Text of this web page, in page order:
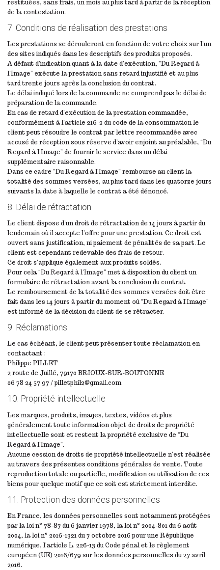
restituées, sans frais, un mois au plus tard à partir de la réception
de la contestation.
7. Conditions de réalisation des prestations
Les prestations se dérouleront en fonction de votre choix sur l’un
des sites indiqués dans les descriptifs des produits proposés.
A défaut d’indication quant à la date d’exécution, “Du Regard à
l’Image” exécute la prestation sans retard injustifié et au plus
tard trente jours après la conclusion du contrat.
Le délai indiqué lors de la commande ne comprend pas le délai de
préparation de la commande.
En cas de retard d’exécution de la prestation commandée,
conformément à l’article 216-2 du code de la consommation le
client peut résoudre le contrat par lettre recommandée avec
accusé de réception sous réserve d’avoir enjoint au préalable, “Du
Regard à l’Image” de fournir le service dans un délai
supplémentaire raisonnable.
Dans ce cadre “Du Regard à l’Image” rembourse au client la
totalité des sommes versées, au plus tard dans les quatorze jours
suivants la date à laquelle le contrat a été dénoncé.
8. Délai de rétractation
Le client dispose d’un droit de rétractation de 14 jours à partir du
lendemain où il accepte l’offre pour une prestation. Ce droit est
ouvert sans justification, ni paiement de pénalités de sa part. Le
client est cependant redevable des frais de retour.
Ce droit s’applique également aux produits soldés.
Pour cela “Du Regard à l’Image” met à disposition du client un
formulaire de rétractation avant la conclusion du contrat.
Le remboursement de la totalité des sommes versées doit être
fait dans les 14 jours à partir du moment où “Du Regard à l’Image”
est informé de la décision du client de se rétracter.
9. Réclamations
Le cas échéant, le client peut présenter toute réclamation en
contactant :
Philippe PILLET
2 route de Juillé, 79170 BRIOUX-SUR-BOUTONNE
06 78 24 57 97 / pilletphil2@gmail.com
10. Propriété intellectuelle
Les marques, produits, images, textes, vidéos et plus
généralement toute information objet de droits de propriété
intellectuelle sont et restent la propriété exclusive de “Du
Regard à l’Image”.
Aucune cession de droits de propriété intellectuelle n’est réalisée
au travers des présentes conditions générales de vente. Toute
reproduction totale ou partielle, modification ou utilisation de ces
biens pour quelque motif que ce soit est strictement interdite.
11. Protection des données personnelles
En France, les données personnelles sont notamment protégées
par la loi n° 78-87 du 6 janvier 1978, la loi n° 2004-801 du 6 août
2004, la loi n° 2016-1321 du 7 octobre 2016 pour une République
numérique, l’article L. 226-13 du Code pénal et le règlement
européen (UE) 2016/679 sur les données personnelles du 27 avril
2016.